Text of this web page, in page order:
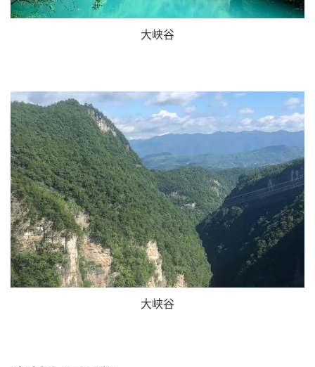
大峡谷
大峡谷